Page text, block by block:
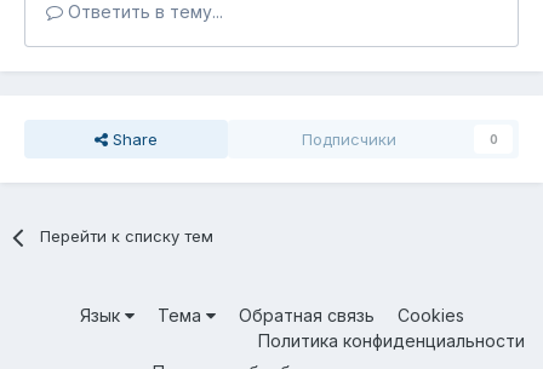
Ответить в тему...
Share Подписчики 0
Перейти к списку тем
Язык Тема Обратная связь
Cookies
Политика конфиденциальности